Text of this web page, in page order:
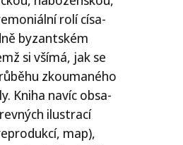
rolí císa­
byzant­ském
si vší­má, jak se
zkou­ma­né­ho
Kniha navíc obsa­
ilu­stra­cí
map),